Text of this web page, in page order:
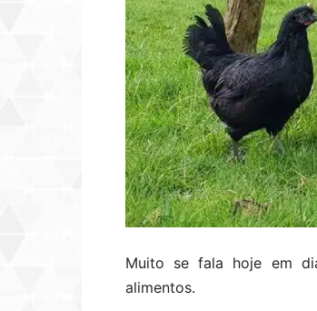
Muito se fala hoje em
alimentos.